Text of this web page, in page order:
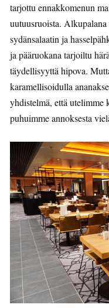
tarjottu ennakkomenun
uutuusruoista.
sydänsalaatin ja
ja pääruokana tarjoiltu
täydellisyyttä hipova.
karamellisoidulla
yhdistelmä, että utelimme
puhuimme annoksesta